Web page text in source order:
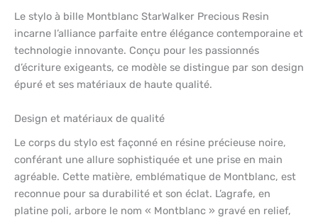
Le stylo à bille Montblanc StarWalker Precious Resin
incarne l’alliance parfaite entre élégance contemporaine et
technologie innovante. Conçu pour les passionnés
d’écriture exigeants, ce modèle se distingue par son design
épuré et ses matériaux de haute qualité.
Design et matériaux de qualité
Le corps du stylo est façonné en résine précieuse noire,
conférant une allure sophistiquée et une prise en main
agréable. Cette matière, emblématique de Montblanc, est
reconnue pour sa durabilité et son éclat. L’agrafe, en
platine poli, arbore le nom « Montblanc » gravé en relief,